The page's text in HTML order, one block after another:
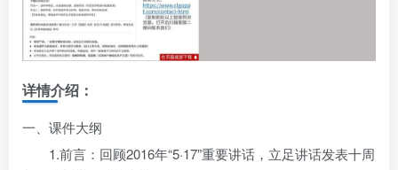
详情介绍：
一、课件大纲
1.前言：回顾2016年“5·17”重要讲话，立足讲话发表十周